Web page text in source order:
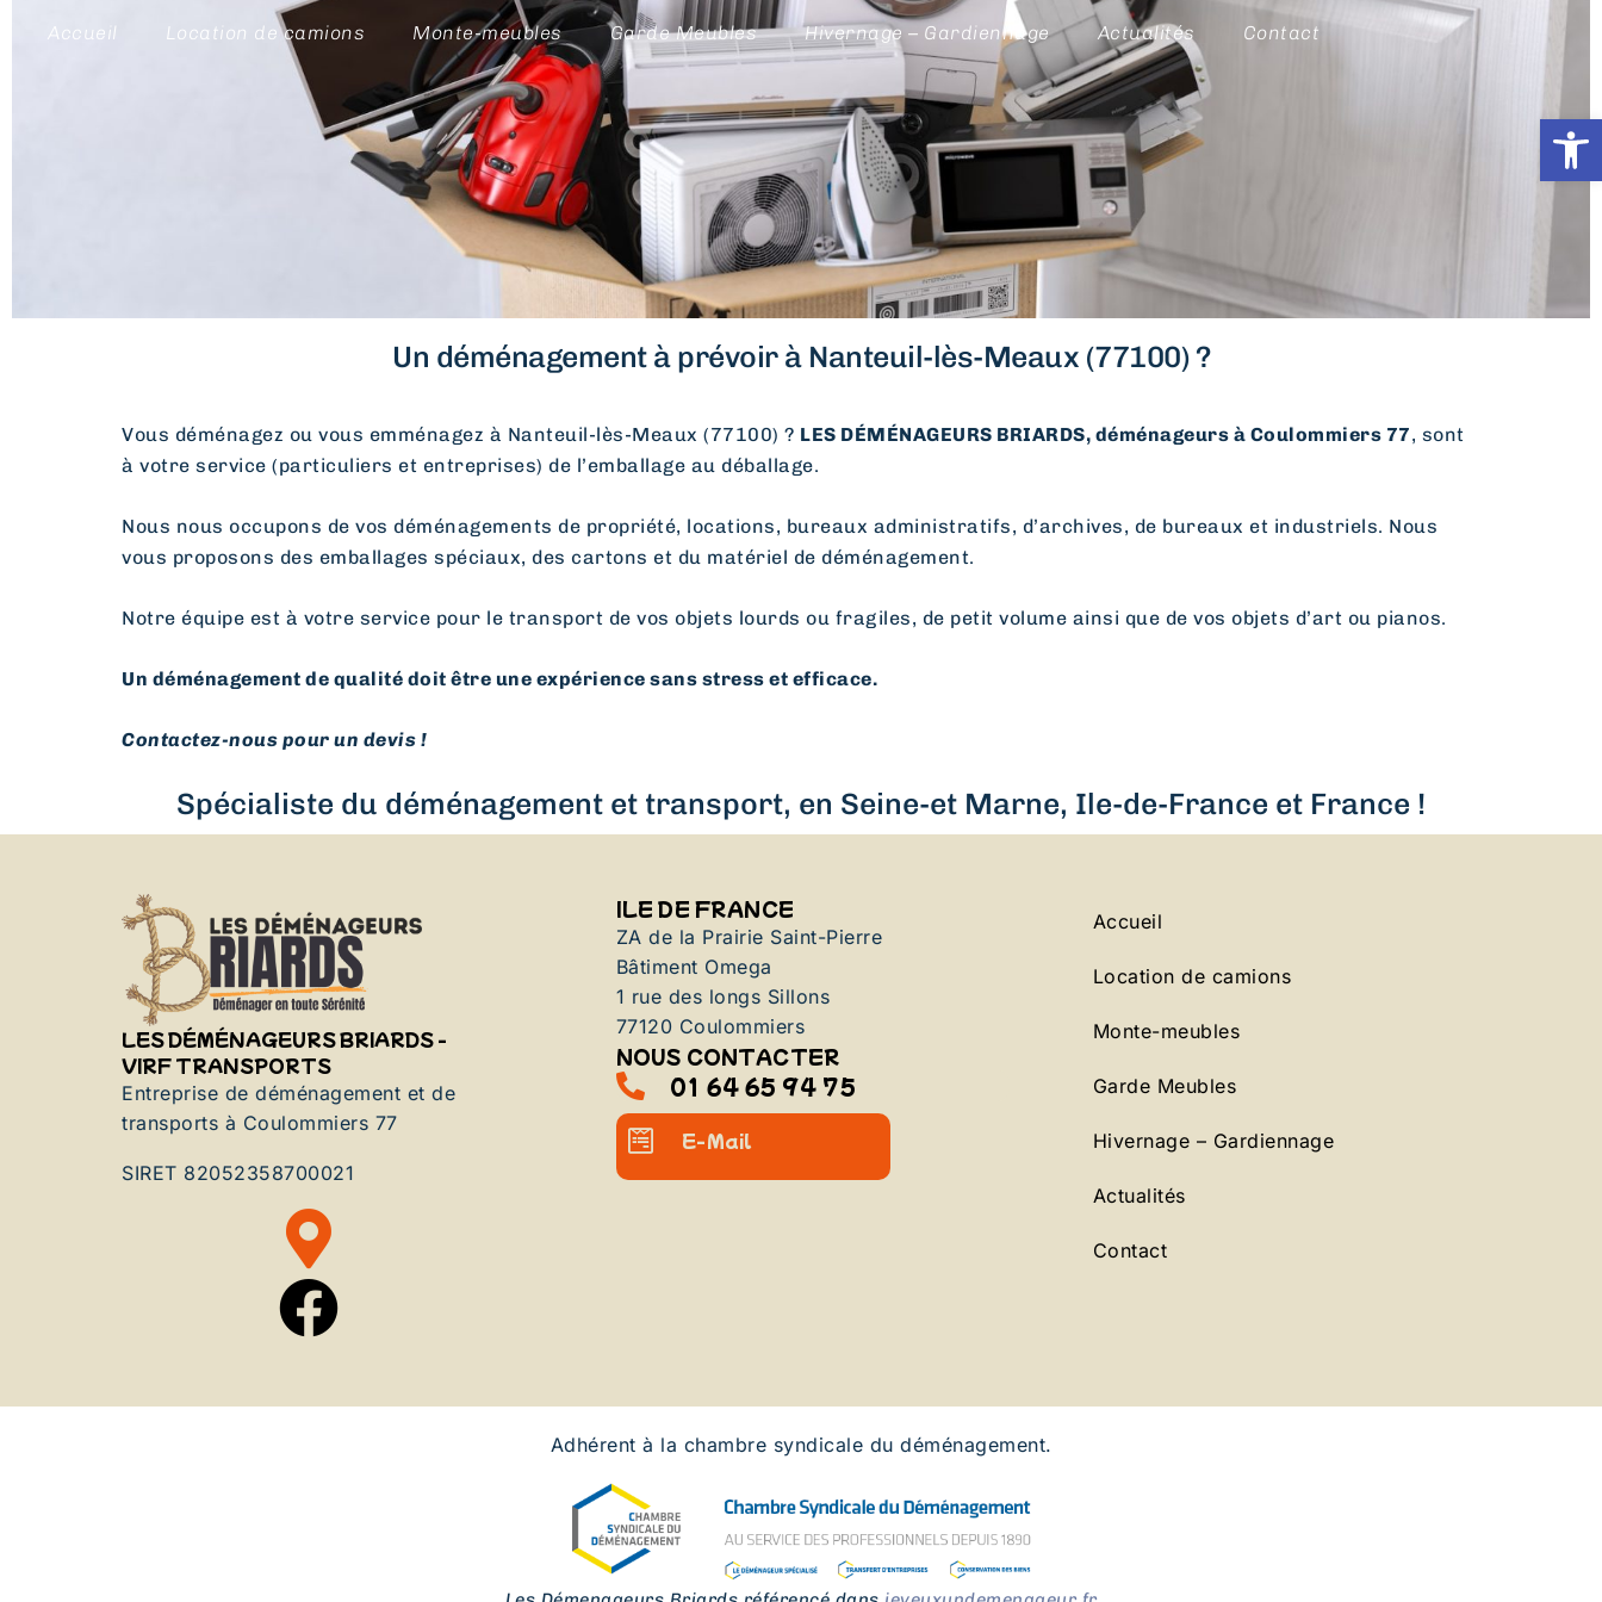
Ouvrir
Accueil Location de camions Monte-meubles Garde Meubles Hivernage – Gardiennage Actualités Contact
Un déménagement à prévoir à Nanteuil-lès-Meaux (77100) ?
Vous déménagez ou vous emménagez à Nanteuil-lès-Meaux (77100) ? LES DÉMÉNAGEURS BRIARDS, déménageurs à Coulommiers 77, sont
à votre service (particuliers et entreprises) de l’emballage au déballage.
Nous nous occupons de vos déménagements de propriété, locations, bureaux administratifs, d’archives, de bureaux et industriels. Nous
vous proposons des emballages spéciaux, des cartons et du matériel de déménagement.
Notre équipe est à votre service pour le transport de vos objets lourds ou fragiles, de petit volume ainsi que de vos objets d’art ou pianos.
Un déménagement de qualité doit être une expérience sans stress et efficace.
Contactez-nous pour un devis !
Spécialiste du déménagement et transport, en Seine-et Marne, Ile-de-France et France !
LES DÉMÉNAGEURS BRIARDS -
VIRF TRANSPORTS
Entreprise de déménagement et de
transports à Coulommiers 77
SIRET 82052358700021
ILE DE FRANCE
ZA de la Prairie Saint-Pierre
Bâtiment Omega
1 rue des longs Sillons
77120 Coulommiers
NOUS CONTACTER
01 64 65 94 75
E-Mail
Accueil
Location de camions
Monte-meubles
Garde Meubles
Hivernage – Gardiennage
Actualités
Contact
Adhérent à la chambre syndicale du déménagement.